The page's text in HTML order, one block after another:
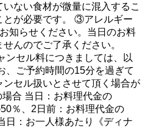
ない食材が微量に混入するこ
とが必要です。 ③アレルギー
知らせください。当日のお料
んのでご了承ください。
ンセル料につきましては、以
、ご予約時間の15分を過ぎて
セル扱いとさせて頂く場合が
合 当日：お料理代金の
％、2日前：お料理代金の
日：お一人様あたり《ディナ